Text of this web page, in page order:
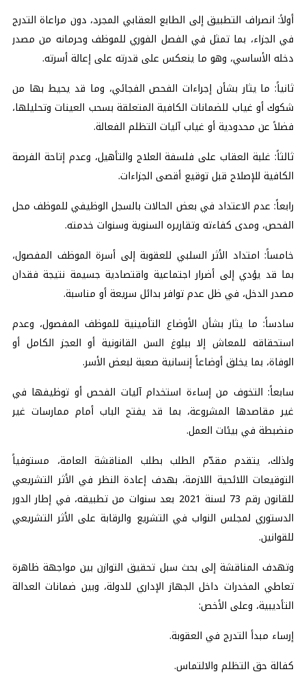
أولاً: انصراف التطبيق إلى الطابع العقابي المجرد، دون مراعاة التدرج
في الجزاء، بما تمثل في الفصل الفوري للموظف وحرمانه من مصدر
دخله الأساسي، وهو ما ينعكس على قدرته على إعالة أسرته.
ثانياً: ما يثار بشأن إجراءات الفحص الفجائي، وما قد يحيط بها من
شكوك أو غياب للضمانات الكافية المتعلقة بسحب العينات وتحليلها،
فضلاً عن محدودية أو غياب آليات التظلم الفعالة.
ثالثاً: غلبة العقاب على فلسفة العلاج والتأهيل، وعدم إتاحة الفرصة
الكافية للإصلاح قبل توقيع أقصى الجزاءات.
رابعاً: عدم الاعتداد في بعض الحالات بالسجل الوظيفي للموظف محل
الفحص، ومدى كفاءته وتقاريره السنوية وسنوات خدمته.
خامساً: امتداد الأثر السلبي للعقوبة إلى أسرة الموظف المفصول،
بما قد يؤدي إلى أضرار اجتماعية واقتصادية جسيمة نتيجة فقدان
مصدر الدخل، في ظل عدم توافر بدائل سريعة أو مناسبة.
سادساً: ما يثار بشأن الأوضاع التأمينية للموظف المفصول، وعدم
استحقاقه للمعاش إلا ببلوغ السن القانونية أو العجز الكامل أو
الوفاة، بما يخلق أوضاعاً إنسانية صعبة لبعض الأسر.
سابعاً: التخوف من إساءة استخدام آليات الفحص أو توظيفها في
غير مقاصدها المشروعة، بما قد يفتح الباب أمام ممارسات غير
منضبطة في بيئات العمل.
ولذلك، يتقدم مقدّم الطلب بطلب المناقشة العامة، مستوفياً
التوقيعات اللائحية اللازمة، بهدف إعادة النظر في الأثر التشريعي
للقانون رقم 73 لسنة 2021 بعد سنوات من تطبيقه، في إطار الدور
الدستوري لمجلس النواب في التشريع والرقابة على الأثر التشريعي
للقوانين.
وتهدف المناقشة إلى بحث سبل تحقيق التوازن بين مواجهة ظاهرة
تعاطي المخدرات داخل الجهاز الإداري للدولة، وبين ضمانات العدالة
التأديبية، وعلى الأخص:
إرساء مبدأ التدرج في العقوبة.
كفالة حق التظلم والالتماس.